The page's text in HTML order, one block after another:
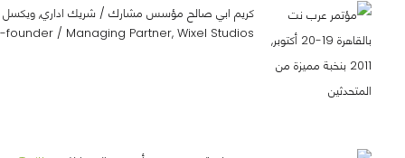
كريم ابي صالح مؤسس مشارك / شريك اداري, ويكسل
founder / Managing Partner, Wixel Studios